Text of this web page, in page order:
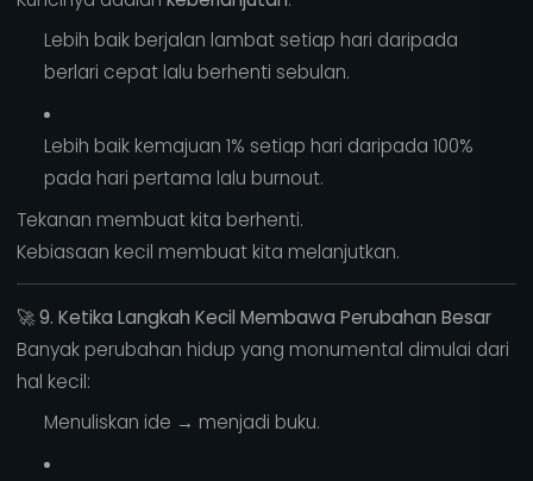
Lebih baik berjalan lambat setiap hari daripada
berlari cepat lalu berhenti sebulan.
Lebih baik kemajuan 1% setiap hari daripada 100%
pada hari pertama lalu burnout.
Tekanan membuat kita berhenti.
Kebiasaan kecil membuat kita melanjutkan.
🚀9. Ketika Langkah Kecil Membawa Perubahan Besar
Banyak perubahan hidup yang monumental dimulai dari
hal kecil:
Menuliskan ide → menjadi buku.